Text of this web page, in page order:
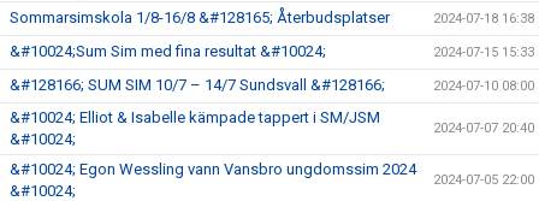
Sommarsimskola 1/8-16/8 &#128165; Återbudsplatser 2024-07-18 16:38
&#10024;Sum Sim med fina resultat &#10024; 2024-07-15 15:33
&#128166; SUM SIM 10/7 – 14/7 Sundsvall &#128166; 2024-07-10 08:00
&#10024; Elliot & Isabelle kämpade tappert i SM/JSM
&#10024;
2024-07-07 20:40
&#10024; Egon Wessling vann Vansbro ungdomssim 2024
&#10024;
2024-07-05 22:00